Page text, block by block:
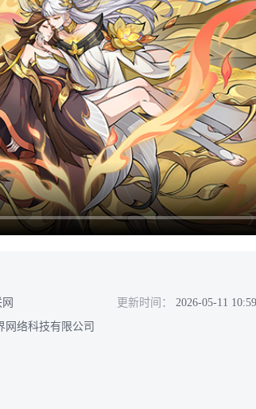
更新时间：
2026-05-11
络科技有限公司